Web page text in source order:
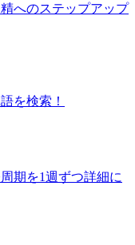
へのステップアップ
を検索！
期を1週ずつ詳細に